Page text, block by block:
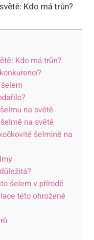
Kdo má trůn?
na světě
na světě
šelmině na
šelem v přírodě
této ohrožené